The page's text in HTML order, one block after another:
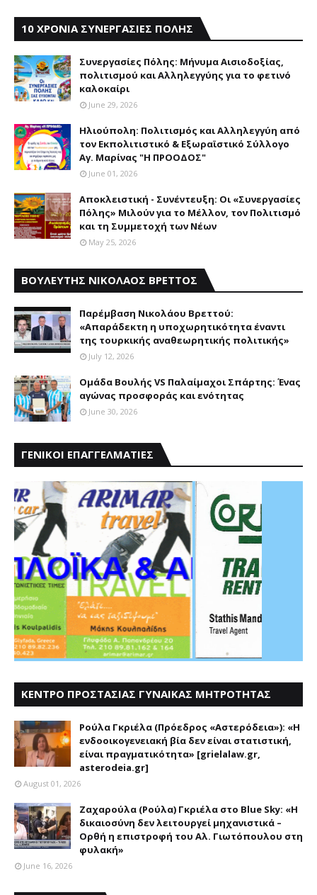
10 ΧΡΟΝΙΑ ΣΥΝΕΡΓΑΣΙΕΣ ΠΟΛΗΣ
Συνεργασίες Πόλης: Mήνυμα Aισιοδοξίας,
πολιτισμού και Aλληλεγγύης για το φετινό
καλοκαίρι
June 29, 2026
Ηλιούπολη: Πολιτισμός και Aλληλεγγύη από
τον Εκπολιτιστικό & Εξωραϊστικό Σύλλογο
Αγ. Μαρίνας "Η ΠΡΟΟΔΟΣ"
June 01, 2026
Αποκλειστική - Συνέντευξη: Οι «Συνεργασίες
Πόλης» Μιλούν για το Μέλλον, τον Πολιτισμό
και τη Συμμετοχή των Νέων
May 25, 2026
ΒΟΥΛΕΥΤΗΣ ΝΙΚΟΛΑΟΣ ΒΡΕΤΤΟΣ
Παρέμβαση Nικολάου Bρεττού:
«Aπαράδεκτη η υποχωρητικότητα έναντι
της τουρκικής αναθεωρητικής πολιτικής»
July 12, 2026
Ομάδα Βουλής VS Παλαίμαχοι Σπάρτης: Ένας
αγώνας προσφοράς και ενότητας
June 30, 2026
ΓΕΝΙΚΟΙ ΕΠΑΓΓΕΛΜΑΤΙΕΣ
ΚΕΝΤΡΟ ΠΡΟΣΤΑΣΙΑΣ ΓΥΝΑΙΚΑΣ ΜΗΤΡΟΤΗΤΑΣ
Ρούλα Γκριέλα (Πρόεδρος «Αστερόδεια»): «Η
ενδοοικογενειακή βία δεν είναι στατιστική,
είναι πραγματικότητα» [grielalaw.gr,
asterodeia.gr]
August 01, 2026
Ζαχαρούλα (Ρούλα) Γκριέλα στο Blue Sky: «Η
δικαιοσύνη δεν λειτουργεί μηχανιστικά –
Ορθή η επιστροφή του Αλ. Γιωτόπουλου στη
φυλακή»
June 16, 2026